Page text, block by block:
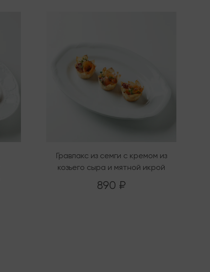
Гравлакс из семги с кремом из
козьего сыра и мятной икрой
890 ₽